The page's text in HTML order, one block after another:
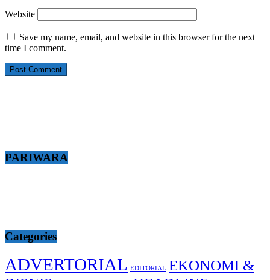
Website
Save my name, email, and website in this browser for the next
time I comment.
PARIWARA
Categories
ADVERTORIAL EDITORIAL EKONOMI &